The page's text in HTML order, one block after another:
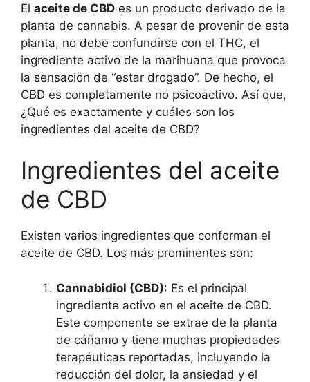
El aceite de CBD es un producto derivado de la
planta de cannabis. A pesar de provenir de esta
planta, no debe confundirse con el THC, el
ingrediente activo de la marihuana que provoca
la sensación de “estar drogado”. De hecho, el
CBD es completamente no psicoactivo. Así que,
¿Qué es exactamente y cuáles son los
ingredientes del aceite de CBD?
Ingredientes del aceite
de CBD
Existen varios ingredientes que conforman el
aceite de CBD. Los más prominentes son:
Cannabidiol (CBD): Es el principal
ingrediente activo en el aceite de CBD.
Este componente se extrae de la planta
de cáñamo y tiene muchas propiedades
terapéuticas reportadas, incluyendo la
reducción del dolor, la ansiedad y el